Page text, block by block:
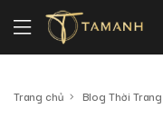
Trang chủ Blog Thời Trang